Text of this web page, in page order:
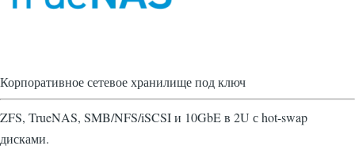
Корпоративное сетевое хранилище под ключ
ZFS, TrueNAS, SMB/NFS/iSCSI и 10GbE в 2U с hot-swap
дисками.